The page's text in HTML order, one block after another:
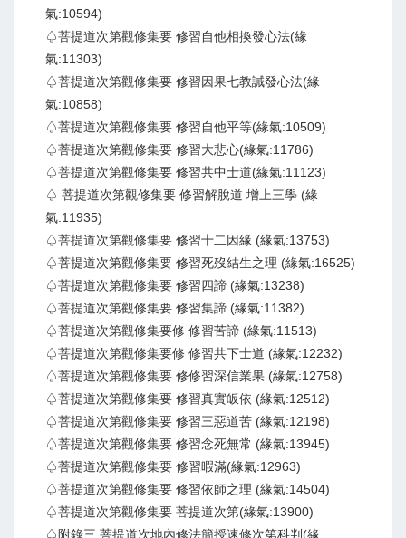
氣:10594)
♤菩提道次第觀修集要 修習自他相換發心法(緣
氣:11303)
♤菩提道次第觀修集要 修習因果七教誡發心法(緣
氣:10858)
♤菩提道次第觀修集要 修習自他平等(緣氣:10509)
♤菩提道次第觀修集要 修習大悲心(緣氣:11786)
♤菩提道次第觀修集要 修習共中士道(緣氣:11123)
♤ 菩提道次第觀修集要 修習解脫道 增上三學 (緣
氣:11935)
♤菩提道次第觀修集要 修習十二因緣 (緣氣:13753)
♤菩提道次第觀修集要 修習死歿結生之理 (緣氣:16525)
♤菩提道次第觀修集要 修習四諦 (緣氣:13238)
♤菩提道次第觀修集要 修習集諦 (緣氣:11382)
♤菩提道次第觀修集要修 修習苦諦 (緣氣:11513)
♤菩提道次第觀修集要修 修習共下士道 (緣氣:12232)
♤菩提道次第觀修集要 修修習深信業果 (緣氣:12758)
♤菩提道次第觀修集要 修習真實皈依 (緣氣:12512)
♤菩提道次第觀修集要 修習三惡道苦 (緣氣:12198)
♤菩提道次第觀修集要 修習念死無常 (緣氣:13945)
♤菩提道次第觀修集要 修習暇滿(緣氣:12963)
♤菩提道次第觀修集要 修習依師之理 (緣氣:14504)
♤菩提道次第觀修集要 菩提道次第(緣氣:13900)
♤附錄三 菩提道次地內修法簡授速修次第科判(緣